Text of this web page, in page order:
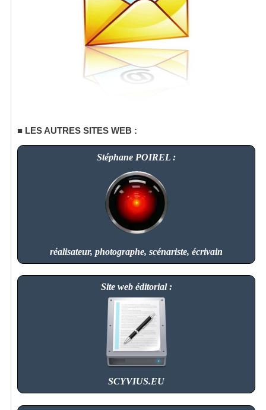
LES AUTRES SITES WEB :
Stéphane POIREL :
réalisateur, photographe, scénariste, écrivain
Site web éditorial :
SCYVIUS.EU